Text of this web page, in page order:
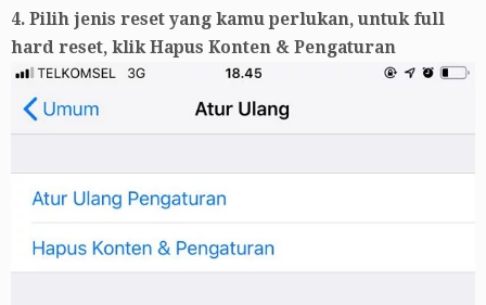
4. Pilih jenis reset yang kamu perlukan, untuk full
hard reset, klik Hapus Konten & Pengaturan